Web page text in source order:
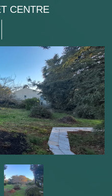
CENTRE